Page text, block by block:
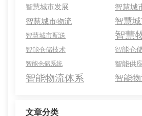
智慧城市发展
智慧城
智慧城市物流
智慧
智慧城市配送 智慧
智能仓储技术 智能仓
智能仓储系统 智能供
智能物流体系 智能
文章分类